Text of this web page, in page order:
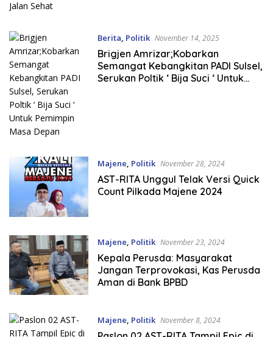
Berita, Politik November 14, 2025
Brigjen Amrizar;Kobarkan
Semangat Kebangkitan PADI Sulsel,
Serukan Poltik ‘ Bija Suci ‘ Untuk
Majene, Politik November 28, 2024
AST-RITA Unggul Telak Versi Quick
Count Pilkada Majene 2024
Majene, Politik November 23, 2024
Kepala Perusda: Masyarakat
Jangan Terprovokasi, Kas Perusda
Aman di Bank BPBD
Majene, Politik November 8, 2024